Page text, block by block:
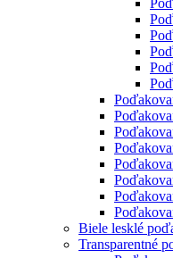
Biele lesklé
Transparentné